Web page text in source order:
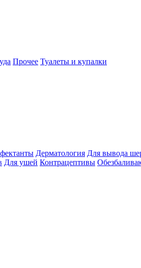
Прочее Туалеты и купалки
Дерматология Для вывода
Для ушей Контрацептивы